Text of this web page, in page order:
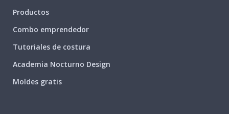
Productos
Combo emprendedor
Tutoriales de costura
Academia Nocturno Design
Moldes gratis